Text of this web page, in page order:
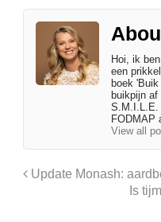
Hoi, ik
een
boek
buikpijn
S.M.I.L.E.
FODMAP
View all
Update Monash:
Is